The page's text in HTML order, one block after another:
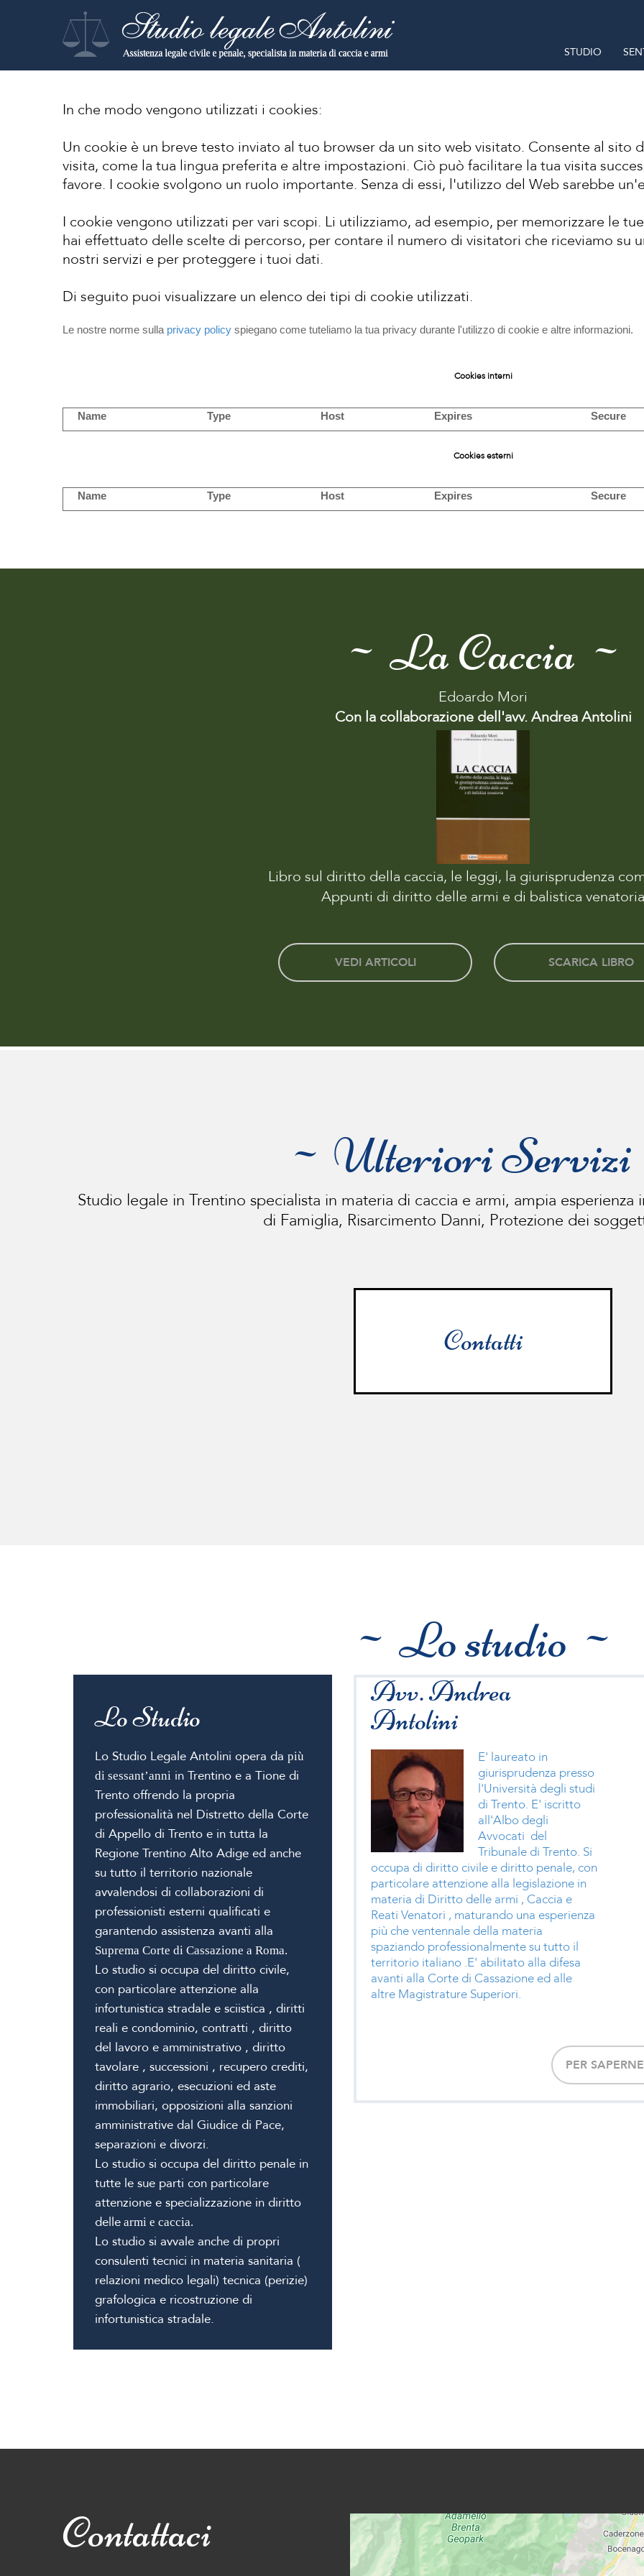
STUDIO
In che modo vengono utilizzati i cookies:
Un cookie è un breve testo inviato al tuo browser da un sito web visitato. Consente al sito
visita, come la tua lingua preferita e altre impostazioni. Ciò può facilitare la tua visita
favore. I cookie svolgono un ruolo importante. Senza di essi, l'utilizzo del Web sarebbe
I cookie vengono utilizzati per vari scopi. Li utilizziamo, ad esempio, per memorizzare le
hai effettuato delle scelte di percorso, per contare il numero di visitatori che riceviamo su
nostri servizi e per proteggere i tuoi dati.
Di seguito puoi visualizzare un elenco dei tipi di cookie utilizzati.
Le nostre norme sulla privacy policy spiegano come tuteliamo la tua privacy durante l'utilizzo di cookie e altre informazioni.
Cookies interni
Name Type Host Expires Secure
Cookies esterni
Name Type Host Expires Secure
~ La Caccia ~
Edoardo Mori
Con la collaborazione dell'avv. Andrea Antolini
Libro sul diritto della caccia, le leggi, la giurisprudenza
Appunti di diritto delle armi e di balistica venatoria
VEDI ARTICOLI SCARICA LIBRO
~ Ulteriori
Studio legale in Trentino specialista in materia di caccia e armi, ampia
di Famiglia, Risarcimento Danni, Protezione dei
Contatti
~ Lo studio ~
Lo Studio
Lo Studio Legale Antolini opera da più
di sessant’anni in Trentino e a Tione di
Trento offrendo la propria
professionalità nel Distretto della Corte
di Appello di Trento e in tutta la
Regione Trentino Alto Adige ed anche
su tutto il territorio nazionale
avvalendosi di collaborazioni di
professionisti esterni qualificati e
garantendo assistenza avanti alla
Suprema Corte di Cassazione a Roma.
Lo studio si occupa del diritto civile,
con particolare attenzione alla
infortunistica stradale e sciistica , diritti
reali e condominio, contratti , diritto
del lavoro e amministrativo , diritto
tavolare , successioni , recupero crediti,
diritto agrario, esecuzioni ed aste
immobiliari, opposizioni alla sanzioni
amministrative dal Giudice di Pace,
separazioni e divorzi.
Lo studio si occupa del diritto penale in
tutte le sue parti con particolare
attenzione e specializzazione in diritto
delle armi e caccia.
Lo studio si avvale anche di propri
consulenti tecnici in materia sanitaria (
relazioni medico legali) tecnica (perizie)
grafologica e ricostruzione di
infortunistica stradale.
Avv. Andrea
Antolini
E' laureato in
giurisprudenza presso
l'Università degli studi
di Trento. E' iscritto
all'Albo degli
Avvocati del
Tribunale di Trento. Si
occupa di diritto civile e diritto penale, con
particolare attenzione alla legislazione in
materia di Diritto delle armi , Caccia e
Reati Venatori , maturando una esperienza
più che ventennale della materia
spaziando professionalmente su tutto il
territorio italiano .E' abilitato alla difesa
avanti alla Corte di Cassazione ed alle
altre Magistrature Superiori.
PER
Contattaci